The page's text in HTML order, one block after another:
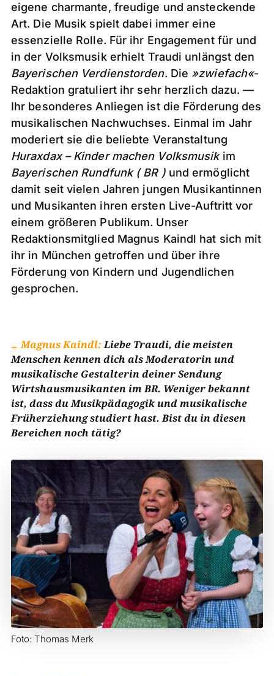
eigene charmante, freudige und ansteckende
Art. Die Musik spielt dabei immer eine
essenzielle Rolle. Für ihr Engagement für und
in der Volksmusik erhielt Traudi unlängst den
Bayerischen Verdienstorden. Die »zwiefach«-
Redaktion gratuliert ihr sehr herzlich dazu. —
Ihr besonderes Anliegen ist die Förderung des
musikalischen Nachwuchses. Einmal im Jahr
moderiert sie die beliebte Veranstaltung
Huraxdax – Kinder machen Volksmusikim
Bayerischen Rundfunk ( BR )und ermöglicht
damit seit vielen Jahren jungen Musikantinnen
und Musikanten ihren ersten Live-Auftritt vor
einem größeren Publikum. Unser
Redaktionsmitglied Magnus Kaindl hat sich mit
ihr in München getroffen und über ihre
Förderung von Kindern und Jugendlichen
gesprochen.
Magnus Kaindl:Liebe Traudi, die meisten
Menschen kennen dich als Moderatorin und
musikalische Gestalterin deiner Sendung
Wirtshausmusikanten im BR. Weniger bekannt
ist, dass du Musikpädagogik und musikalische
Früherziehung studiert hast. Bist du in diesen
Bereichen noch tätig?
Foto: Thomas Merk